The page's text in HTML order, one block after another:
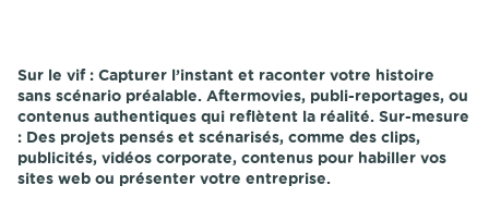
Sur le vif : Capturer l’instant et raconter votre histoire
sans scénario préalable. Aftermovies, publi-reportages, ou
contenus authentiques qui reflètent la réalité. Sur-mesure
: Des projets pensés et scénarisés, comme des clips,
publicités, vidéos corporate, contenus pour habiller vos
sites web ou présenter votre entreprise.